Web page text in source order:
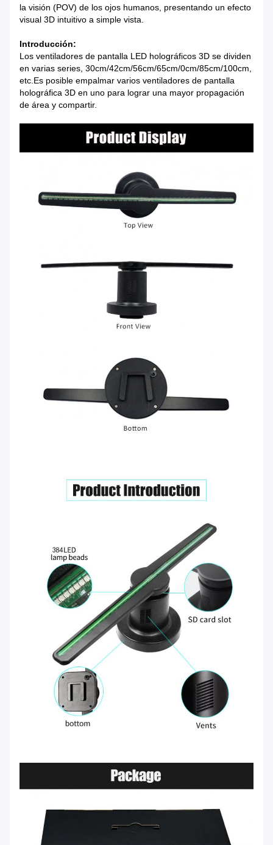
la visión (POV) de los ojos humanos, presentando un efecto
visual 3D intuitivo a simple vista.
Introducción:
Los ventiladores de pantalla LED holográficos 3D se dividen
en varias series, 30cm/42cm/56cm/65cm/0cm/85cm/100cm,
etc.Es posible empalmar varios ventiladores de pantalla
holográfica 3D en uno para lograr una mayor propagación
de área y compartir.